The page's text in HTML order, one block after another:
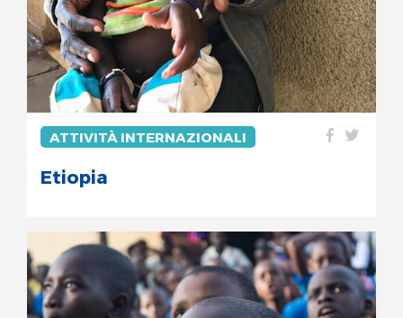
ATTIVITÀ INTERNAZIONALI
Etiopia